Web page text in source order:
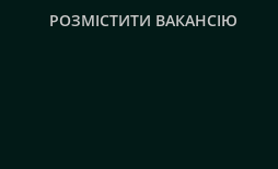
РОЗМІСТИТИ ВАКАНСІЮ